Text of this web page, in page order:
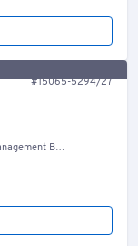
#15065-5294/27
Container, Welt